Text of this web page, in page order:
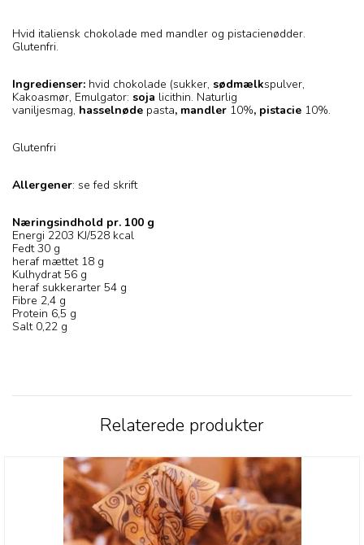
Hvid italiensk chokolade med mandler og pistacienødder.
Glutenfri.
Ingredienser: hvid chokolade (sukker, sødmælkspulver,
Kakoasmør, Emulgator: soja licithin. Naturlig
vaniljesmag, hasselnøde pasta, mandler 10%, pistacie 10%.
Glutenfri
Allergener: se fed skrift
Næringsindhold pr. 100 g
Energi 2203 KJ/528 kcal
Fedt 30 g
heraf mættet 18 g
Kulhydrat 56 g
heraf sukkerarter 54 g
Fibre 2,4 g
Protein 6,5 g
Salt 0,22 g
Relaterede produkter